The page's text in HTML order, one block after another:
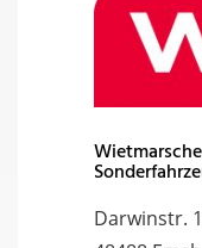
Darwinstr.